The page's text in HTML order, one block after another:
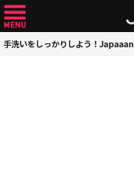
手洗いをしっかりしよう！Japaaan